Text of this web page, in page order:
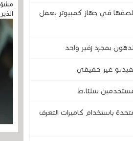
في جهاز كمبيوتر يعمل
بمجرد زفير واحد
غير حقيقي
سلبًا.ط
باستخدام كاميرات التعرف